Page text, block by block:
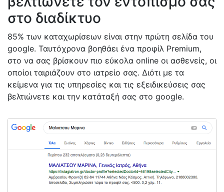
στο διαδίκτυο
85% των καταχωρίσεων είναι στην πρώτη σελίδα του
google. Ταυτόχρονα βοηθάει ένα προφίλ Premium,
στο να σας βρίσκουν πιο εύκολα online οι ασθενείς, οι
οποίοι ταιριάζουν στο ιατρείο σας. Διότι με τα
κείμενα για τις υπηρεσίες και τις εξειδικεύσεις σας
βελτιώνετε και την κατάταξή σας στο google.